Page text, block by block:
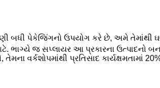
બધી પેકેજિંગનો ઉપયોગ કરે છે, અમે
ભાગ્યે જ સપ્લાયર આ પ્રકારના
વર્કશોપમાંથી પ્રતિસાદ કાર્યક્ષમતામાં